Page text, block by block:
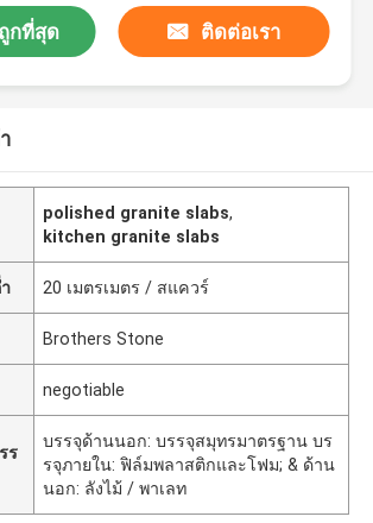
กที่สุด ติดต่อเรา
polished granite slabs,
kitchen granite slabs
20 เมตรเมตร / สแควร์
Brothers Stone
negotiable
ร
บรรจุด้านนอก: บรรจุสมุทรมาตรฐาน บร
รจุภายใน: ฟิล์มพลาสติกและโฟม; & ด้าน
นอก: ลังไม้ / พาเลท